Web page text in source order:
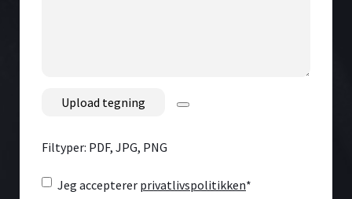
Filtyper: PDF, JPG, PNG
Consent*
Jeg accepterer privatlivspolitikken*